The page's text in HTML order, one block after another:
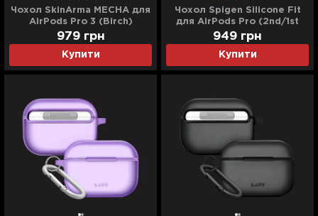
Чохол SkinArma MECHA для
AirPods Pro 3 (Birch)
Купити
979 грн
Чохол Spigen Silicone Fit
для AirPods Pro (2nd/1st
gen) (White) (ACS05811)
Купити
949 грн